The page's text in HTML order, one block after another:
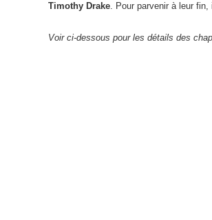
Timothy Drake. Pour parvenir à leur fin,
Voir ci-dessous pour les détails des